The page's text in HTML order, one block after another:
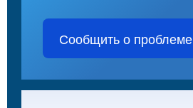
Сообщить о проблеме